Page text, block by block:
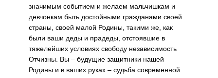
значимым событием и желаем мальчишкам и
девчонкам быть достойными гражданами своей
страны, своей малой Родины, такими же, как
были ваши деды и прадеды, отстоявшие в
тяжелейших условиях свободу независимость
Отчизны. Вы – будущие защитники нашей
Родины и в ваших руках – судьба современной